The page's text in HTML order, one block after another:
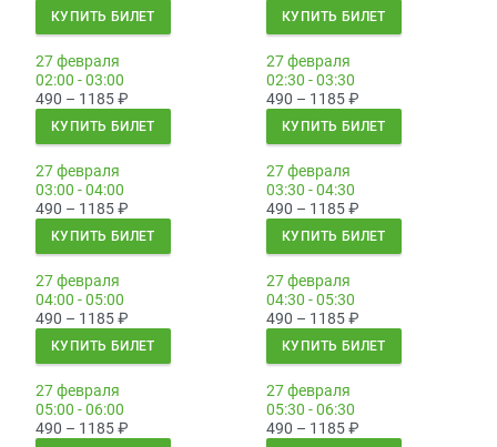
КУПИТЬ БИЛЕТ КУПИТЬ БИЛЕТ
27 февраля
02:00 - 03:00
490 – 1185₽
КУПИТЬ БИЛЕТ
27 февраля
02:30 - 03:30
490 – 1185₽
КУПИТЬ БИЛЕТ
27 февраля
03:00 - 04:00
490 – 1185₽
КУПИТЬ БИЛЕТ
27 февраля
03:30 - 04:30
490 – 1185₽
КУПИТЬ БИЛЕТ
27 февраля
04:00 - 05:00
490 – 1185₽
КУПИТЬ БИЛЕТ
27 февраля
04:30 - 05:30
490 – 1185₽
КУПИТЬ БИЛЕТ
27 февраля
05:00 - 06:00
490 – 1185₽
27 февраля
05:30 - 06:30
490 – 1185₽